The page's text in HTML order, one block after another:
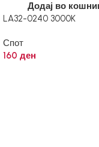
Додај во
LA32-0240 3000K
Спот
160 ден